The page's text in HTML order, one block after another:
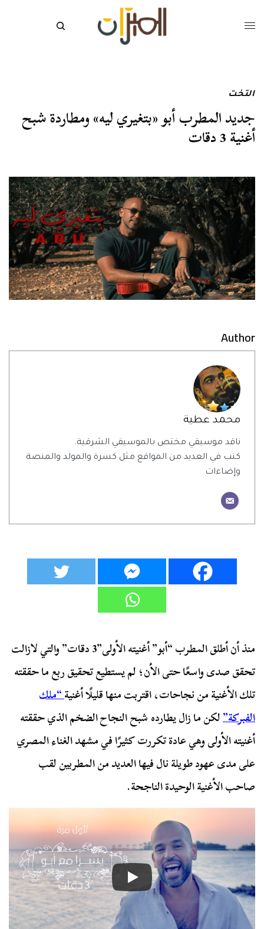
التخت
جديد المطرب أبو «بتغيري ليه» ومطاردة شبح
أغنية 3 دقات
Author
محمد عطية
ناقد موسيقي مختص بالموسيقي الشرقية.
كتب في العديد من المواقع مثل كسرة والمولد والمنصة
وإضاءات
منذ أن أطلق المطرب “أبو” أغنيته الأولى”3 دقات” والتي لازالت
تحقق صدى واسعًا حتى الأن؛ لم يستطيع تحقيق ربع ما حققته
تلك الأغنية من نجاحات، اقتربت منها قليلًا أغنية“ملك
الفبركة”لكن ما زال يطارده شبح النجاح الضخم الذي حققته
أغنيته الأولى وهي عادة تكررت كثيرًا في مشهد الغناء المصري
على مدى عهود طويلة نال فيها العديد من المطربين لقب
صاحب الأغنية الوحيدة الناجحة.